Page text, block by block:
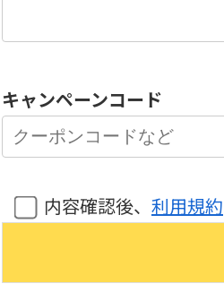
キャンペーンコード
内容確認後、 利用規約